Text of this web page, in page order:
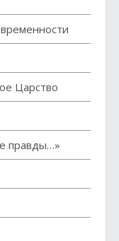
Царство
правды…»